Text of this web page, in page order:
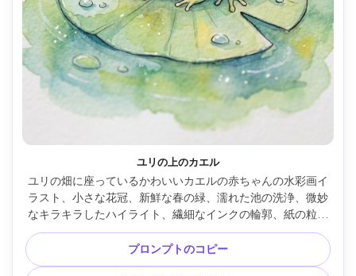
ユリの上のカエル
ユリの畑に座っているかわいいカエルの赤ちゃんの水彩画イ
ラスト、小さな花冠、新鮮な春の緑、濡れた池の洗浄、微妙
なキラキラしたハイライト、繊細なインクの輪郭、紙の粒子
が見える、気まぐれなおとぎ話のような雰囲気、中央のフレ
ーミング、85mm レンズ、被写界深度が浅い --ar 4:5
プロンプトのコピー